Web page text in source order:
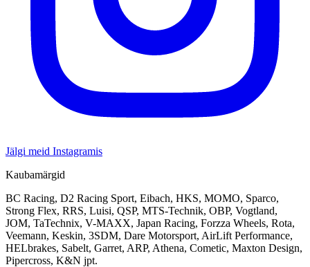
Jälgi meid Instagramis
Kaubamärgid
BC Racing, D2 Racing Sport, Eibach, HKS, MOMO, Sparco,
Strong Flex, RRS, Luisi, QSP, MTS-Technik, OBP, Vogtland,
JOM, TaTechnix, V-MAXX, Japan Racing, Forzza Wheels, Rota,
Veemann, Keskin, 3SDM, Dare Motorsport, AirLift Performance,
HELbrakes, Sabelt, Garret, ARP, Athena, Cometic, Maxton Design,
Pipercross, K&N jpt.